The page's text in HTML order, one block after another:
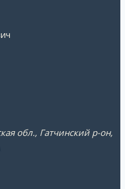
обл., Гатчинский р-он,